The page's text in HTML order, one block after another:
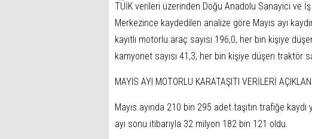
TÜİK verileri üzerinden Doğu Anadolu Sanayici ve İş
Merkezince kaydedilen analize göre Mayıs ayı
kayıtlı motorlu araç sayısı 196,0, her bin kişiye
kamyonet sayısı 41,3, her bin kişiye düşen traktör
MAYIS AYI MOTORLU KARATAŞITI VERİLERİ
Mayıs ayında 210 bin 295 adet taşıtın trafiğe kaydı
ayı sonu itibarıyla 32 milyon 182 bin 121 oldu.